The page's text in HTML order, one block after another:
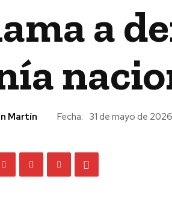
a
Martín Fecha: 31 de mayo de 2026